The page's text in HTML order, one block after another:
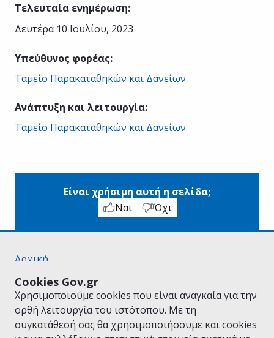
Cookies Gov.gr
Χρησιμοποιούμε cookies που είναι αναγκαία για την
ορθή λειτουργία του ιστότοπου. Με τη
συγκατάθεσή σας θα χρησιμοποιήσουμε και cookies
Τελευταία ενημέρωση:
Δευτέρα 10 Ιουλίου, 2023
Υπεύθυνος φορέας:
Ταμείο Παρακαταθηκών και Δανείων
Ανάπτυξη και λειτουργία:
Ταμείο Παρακαταθηκών και Δανείων
Είναι χρήσιμη αυτή η σελίδα;
Ναι
Όχι
Αρχική
Όροι Χρήσης
Πολιτική Απορρήτου
Δήλωση προσβασιμότητας
Πολιτική cookies